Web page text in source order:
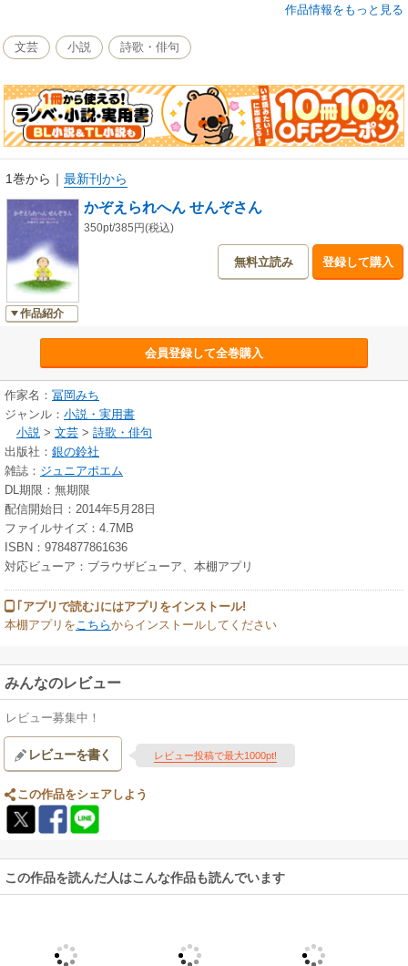
一人っ子だった私の友達は本でした。本は楽しい世界や、美しい世界、不
校では先生から学び、卒業後は社会から学びます。人は、何人の良い師と
出会うかで、その人の人生が決まるといっても過言ではありません。―あ
作品情報をもっと見る
文芸 小説 詩歌・俳句
1巻から ｜ 最新刊から
作品紹介
かぞえられへん せんぞさん
350pt/385円(税込)
無料立読み 登録して購入
会員登録して全巻購入
作家名： 冨岡みち
ジャンル： 小説・実用書
小説 > 文芸 > 詩歌・俳句
出版社： 銀の鈴社
雑誌： ジュニアポエム
DL期限：無期限
配信開始日：2014年5月28日
ファイルサイズ：4.7MB
ISBN：9784877861636
対応ビューア：ブラウザビューア、本棚アプリ
｢アプリで読む｣にはアプリをインストール!
本棚アプリをこちらからインストールしてください
みんなのレビュー
レビュー募集中！
レビューを書く レビュー投稿で最大1000pt!
この作品をシェアしよう
この作品を読んだ人はこんな作品も読んでいます